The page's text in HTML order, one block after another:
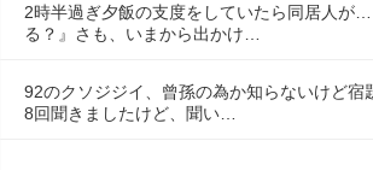
2時半過ぎ夕飯の支度をしていたら同居人が
る？』さも、いまから出かけ…
92のクソジジイ、曾孫の為か知らないけど宿
8回聞きましたけど、聞い…